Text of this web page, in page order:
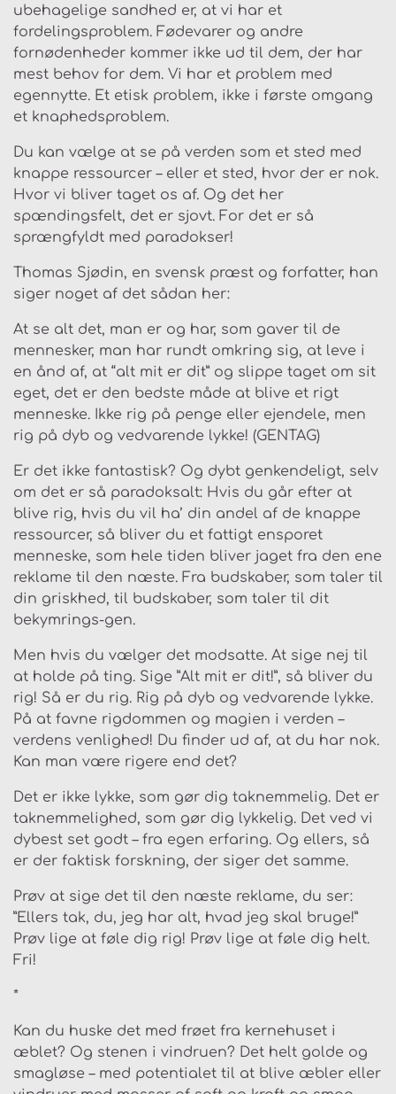
ubehagelige sandhed er, at vi har et
fordelingsproblem. Fødevarer og andre
fornødenheder kommer ikke ud til dem, der har
mest behov for dem. Vi har et problem med
egennytte. Et etisk problem, ikke i første omgang
et knaphedsproblem.
Du kan vælge at se på verden som et sted med
knappe ressourcer – eller et sted, hvor der er nok.
Hvor vi bliver taget os af. Og det her
spændingsfelt, det er sjovt. For det er så
sprængfyldt med paradokser!
Thomas Sjødin, en svensk præst og forfatter, han
siger noget af det sådan her:
At se alt det, man er og har, som gaver til de
mennesker, man har rundt omkring sig, at leve i
en ånd af, at “alt mit er dit” og slippe taget om sit
eget, det er den bedste måde at blive et rigt
menneske. Ikke rig på penge eller ejendele, men
rig på dyb og vedvarende lykke! (GENTAG)
Er det ikke fantastisk? Og dybt genkendeligt, selv
om det er så paradoksalt: Hvis du går efter at
blive rig, hvis du vil ha’ din andel af de knappe
ressourcer, så bliver du et fattigt ensporet
menneske, som hele tiden bliver jaget fra den ene
reklame til den næste. Fra budskaber, som taler til
din griskhed, til budskaber, som taler til dit
bekymrings-gen.
Men hvis du vælger det modsatte. At sige nej til
at holde på ting. Sige ”Alt mit er dit!”, så bliver du
rig! Så er du rig. Rig på dyb og vedvarende lykke.
På at favne rigdommen og magien i verden –
verdens venlighed! Du finder ud af, at du har nok.
Kan man være rigere end det?
Det er ikke lykke, som gør dig taknemmelig. Det er
taknemmelighed, som gør dig lykkelig. Det ved vi
dybest set godt – fra egen erfaring. Og ellers, så
er der faktisk forskning, der siger det samme.
Prøv at sige det til den næste reklame, du ser:
”Ellers tak, du, jeg har alt, hvad jeg skal bruge!”
Prøv lige at føle dig rig! Prøv lige at føle dig helt.
Fri!
*
Kan du huske det med frøet fra kernehuset i
æblet? Og stenen i vindruen? Det helt golde og
smagløse – med potentialet til at blive æbler eller